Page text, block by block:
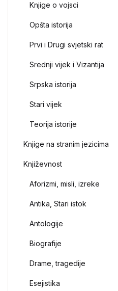
Knjige o vojsci
Opšta istorija
Prvi i Drugi svjetski rat
Srednji vijek i Vizantija
Srpska istorija
Stari vijek
Teorija istorije
Knjige na stranim jezicima
Književnost
Aforizmi, misli, izreke
Antika, Stari istok
Antologije
Biografije
Drame, tragedije
Esejistika